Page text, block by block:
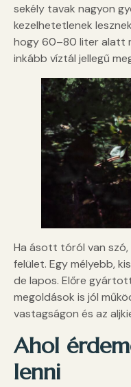
sekély tavak nagyon
kezelhetetlenek
hogy 60–80 liter alatt
inkább víztál jellegű
Ha ásott tóról van
felület. Egy mélyebb,
de lapos. Előre
megoldások is jól
vastagságon és az
Ahol
lenni